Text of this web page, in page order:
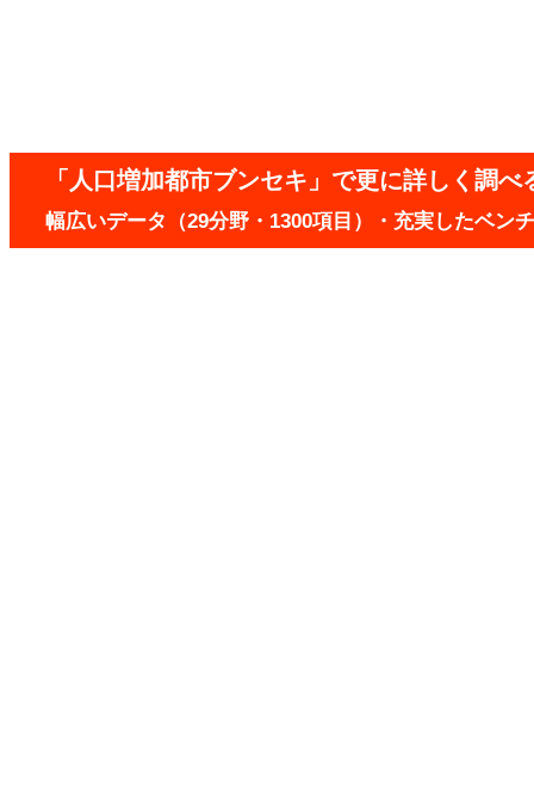
「人口増加都市ブンセキ」で更に詳しく調べ
幅広いデータ（29分野・1300項目）・充実したベン